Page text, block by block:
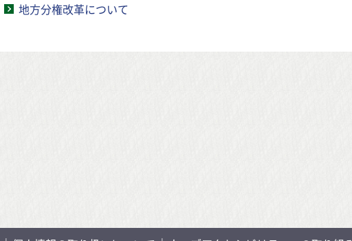
地方分権改革について